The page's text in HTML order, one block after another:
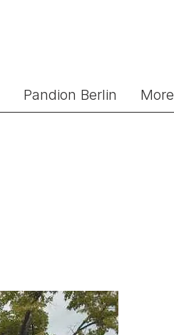
Pandion Berlin More